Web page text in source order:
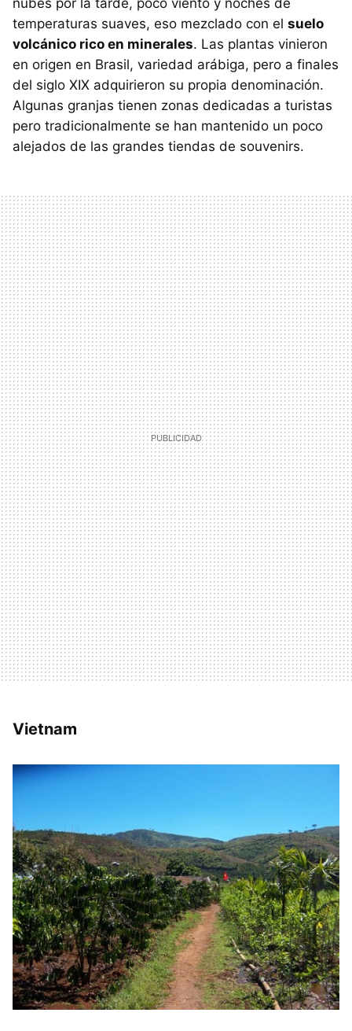
nubes por la tarde, poco viento y noches de
temperaturas suaves, eso mezclado con el suelo
volcánico rico en minerales. Las plantas vinieron
en origen en Brasil, variedad arábiga, pero a finales
del siglo XIX adquirieron su propia denominación.
Algunas granjas tienen zonas dedicadas a turistas
pero tradicionalmente se han mantenido un poco
alejados de las grandes tiendas de souvenirs.
Vietnam